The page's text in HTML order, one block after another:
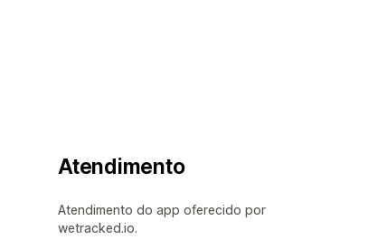
Atendimento
Atendimento do app oferecido por
wetracked.io.